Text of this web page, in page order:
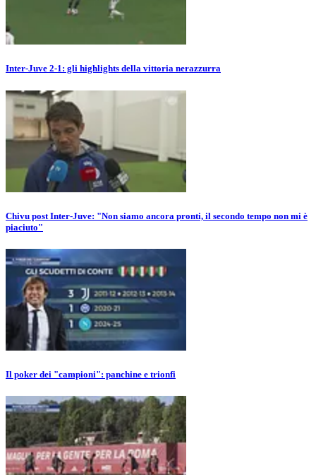
Inter-Juve 2-1: gli highlights della vittoria nerazzurra
Chivu post Inter-Juve: "Non siamo ancora pronti, il secondo tempo non mi è
piaciuto"
Il poker dei "campioni": panchine e trionfi